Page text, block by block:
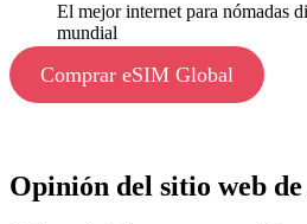
El mejor internet para nómadas
mundial
Comprar eSIM Global
Opinión del sitio web